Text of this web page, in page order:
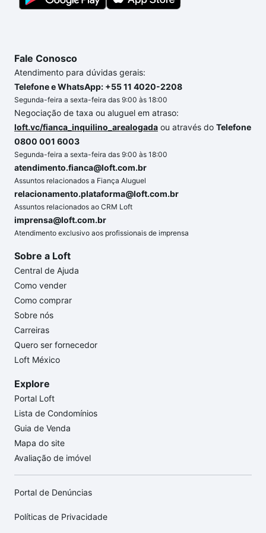
Fale Conosco
Atendimento para dúvidas gerais:
Telefone e WhatsApp: +55 11 4020-2208
Segunda-feira a sexta-feira das 9:00 às 18:00
Negociação de taxa ou aluguel em atraso:
loft.vc/fianca_inquilino_arealogada ou através do Telefone
0800 001 6003
Segunda-feira a sexta-feira das 9:00 às 18:00
atendimento.fianca@loft.com.br
Assuntos relacionados a Fiança Aluguel
relacionamento.plataforma@loft.com.br
Assuntos relacionados ao CRM Loft
imprensa@loft.com.br
Atendimento exclusivo aos profissionais de imprensa
Sobre a Loft
Central de Ajuda
Como vender
Como comprar
Sobre nós
Carreiras
Quero ser fornecedor
Loft México
Explore
Portal Loft
Lista de Condomínios
Guia de Venda
Mapa do site
Avaliação de imóvel
Portal de Denúncias
Políticas de Privacidade